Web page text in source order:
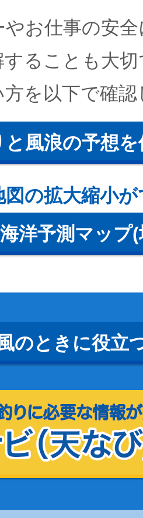
お仕事の安
することも大
を以下で確
と風浪の予想
図の拡大縮小
海洋予測マップ
のときに役立